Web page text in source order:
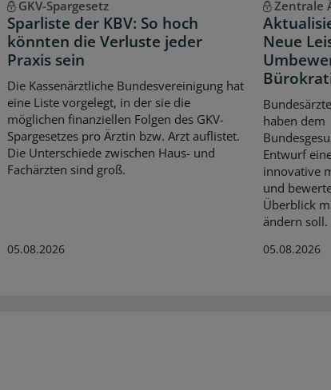
GKV-Spargesetz
Sparliste der KBV: So hoch
könnten die Verluste jeder
Praxis sein
Die Kassenärztliche Bundesvereinigung hat
eine Liste vorgelegt, in der sie die
möglichen finanziellen Folgen des GKV-
Spargesetzes pro Ärztin bzw. Arzt auflistet.
Die Unterschiede zwischen Haus- und
Fachärzten sind groß.
05.08.2026
Zentrale
Neue
haben dem
Entwurf
innovative
und
Überblick
ändern soll.
05.08.2026